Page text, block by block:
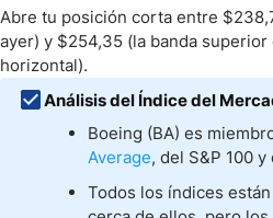
Abre tu posición corta entre
ayer) y $254,35 (la banda
horizontal).
Análisis del Índice del
Boeing (BA) es
Average, del S&P 100
Todos los índices